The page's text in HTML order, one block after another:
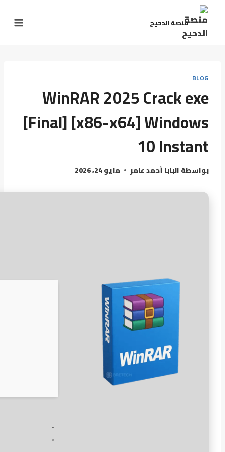
منصة الدحيح
BLOG
WinRAR 2025 Crack exe
[Final] [x86-x64] Windows
10 Instant
بواسطةالبابا أحمد عامر مايو 24, 2026